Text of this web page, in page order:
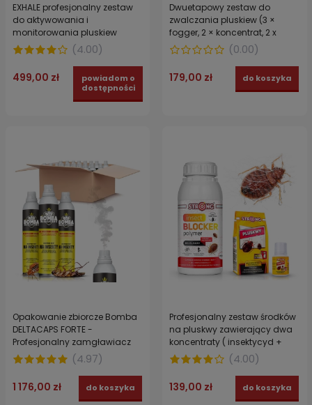
EXHALE profesjonalny zestaw
do aktywowania i
monitorowania pluskiew
domowych - dyspenser +
aerozol wabiący
(4.00)
499,00 zł
powiadom o
dostępności
Dwuetapowy zestaw do
zwalczania pluskiew (3 ×
fogger, 2 × koncentrat, 2 x
maska, 2 x rękawiczki) -
BEDBUG PROTECT
(0.00)
179,00 zł do koszyka
Opakowanie zbiorcze Bomba
DELTACAPS FORTE -
Profesjonalny zamgławiacz
owadobójczy 24 sztuki
(4.97)
1 176,00 zł do koszyka
Profesjonalny zestaw środków
na pluskwy zawierający dwa
koncentraty ( insektycyd +
wzmacniacz polimerowy) BED
BUG DOUBLE POWER
(4.00)
139,00 zł do koszyka